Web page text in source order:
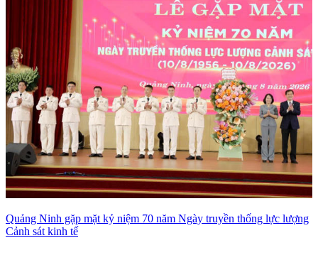
Quảng Ninh gặp mặt kỷ niệm 70 năm Ngày truyền thống lực lượng
Cảnh sát kinh tế